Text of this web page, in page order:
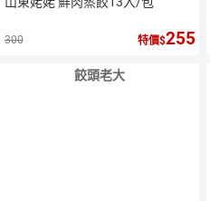
300 特價 255
餃頭老大